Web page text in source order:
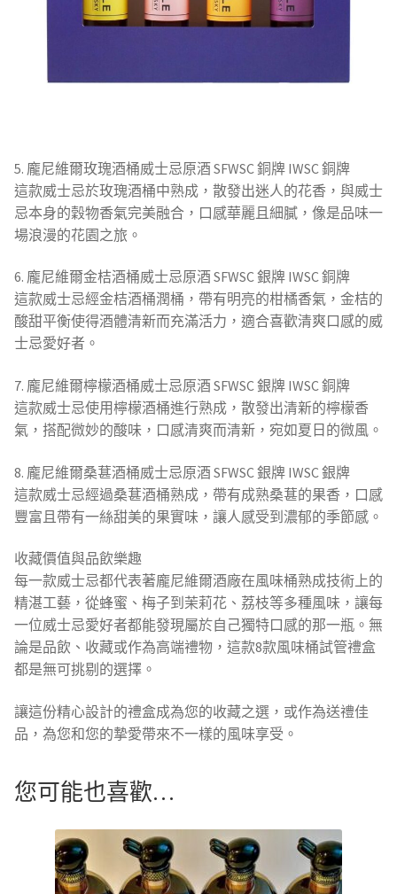
5. 龐尼維爾玫瑰酒桶威士忌原酒 SFWSC 銅牌 IWSC 銅牌
這款威士忌於玫瑰酒桶中熟成，散發出迷人的花香，與威士
忌本身的穀物香氣完美融合，口感華麗且細膩，像是品味一
場浪漫的花園之旅。
6. 龐尼維爾金桔酒桶威士忌原酒 SFWSC 銀牌 IWSC 銅牌
這款威士忌經金桔酒桶潤桶，帶有明亮的柑橘香氣，金桔的
酸甜平衡使得酒體清新而充滿活力，適合喜歡清爽口感的威
士忌愛好者。
7. 龐尼維爾檸檬酒桶威士忌原酒 SFWSC 銀牌 IWSC 銅牌
這款威士忌使用檸檬酒桶進行熟成，散發出清新的檸檬香
氣，搭配微妙的酸味，口感清爽而清新，宛如夏日的微風。
8. 龐尼維爾桑葚酒桶威士忌原酒 SFWSC 銀牌 IWSC 銀牌
這款威士忌經過桑葚酒桶熟成，帶有成熟桑葚的果香，口感
豐富且帶有一絲甜美的果實味，讓人感受到濃郁的季節感。
收藏價值與品飲樂趣
每一款威士忌都代表著龐尼維爾酒廠在風味桶熟成技術上的
精湛工藝，從蜂蜜、梅子到茉莉花、荔枝等多種風味，讓每
一位威士忌愛好者都能發現屬於自己獨特口感的那一瓶。無
論是品飲、收藏或作為高端禮物，這款8款風味桶試管禮盒
都是無可挑剔的選擇。
讓這份精心設計的禮盒成為您的收藏之選，或作為送禮佳
品，為您和您的摯愛帶來不一樣的風味享受。
您可能也喜歡…